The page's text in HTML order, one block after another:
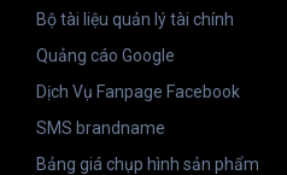
Bộ tài liệu quản lý tài chính
Quảng cáo Google
Dịch Vụ Fanpage Facebook
SMS brandname
Bảng giá chụp hình sản phẩm